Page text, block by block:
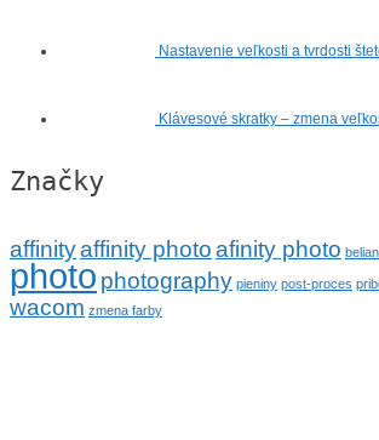
Nastavenie veľkosti a tvrdosti
Klávesové skratky – zmena
Značky
affinityaffinity photoafinity photo
photo photography pieniny post-proces
wacom zmena farby